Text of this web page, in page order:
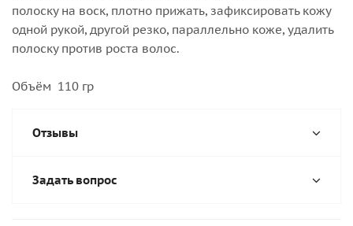
полоску на воск, плотно прижать, зафиксировать кожу
одной рукой, другой резко, параллельно коже, удалить
полоску против роста волос.
Объём 110 гр
Отзывы
Задать вопрос